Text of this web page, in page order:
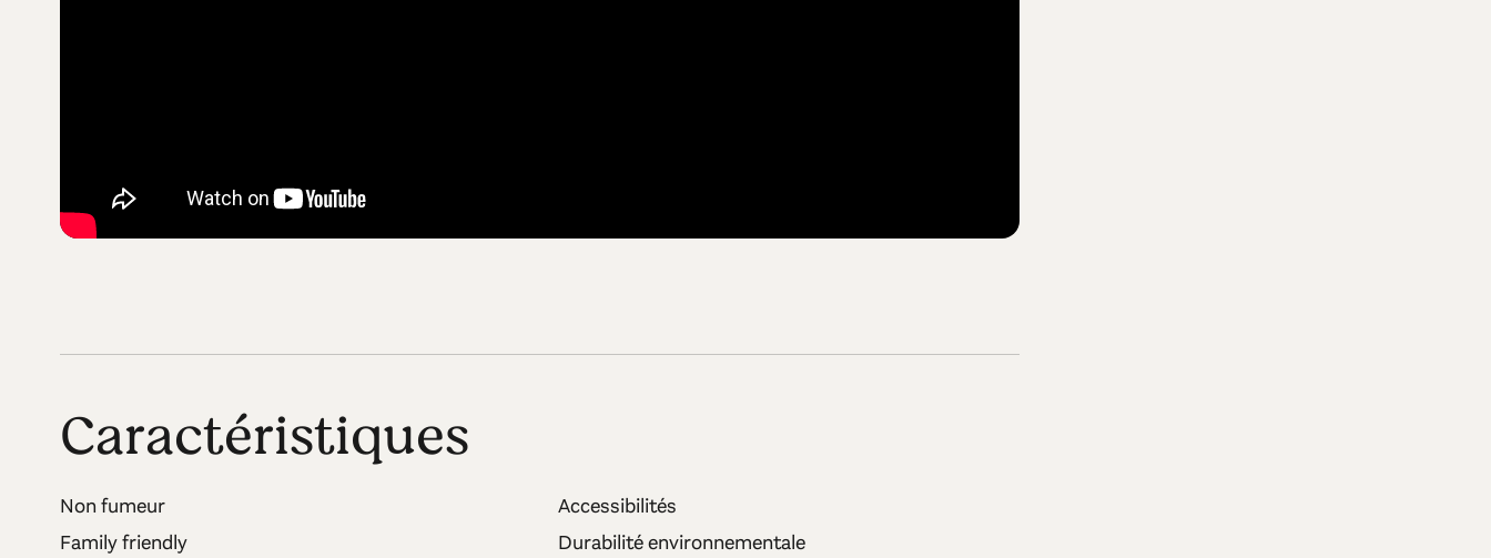
Caractéristiques
Non fumeur
Accessibilités
Family friendly
Durabilité environnementale